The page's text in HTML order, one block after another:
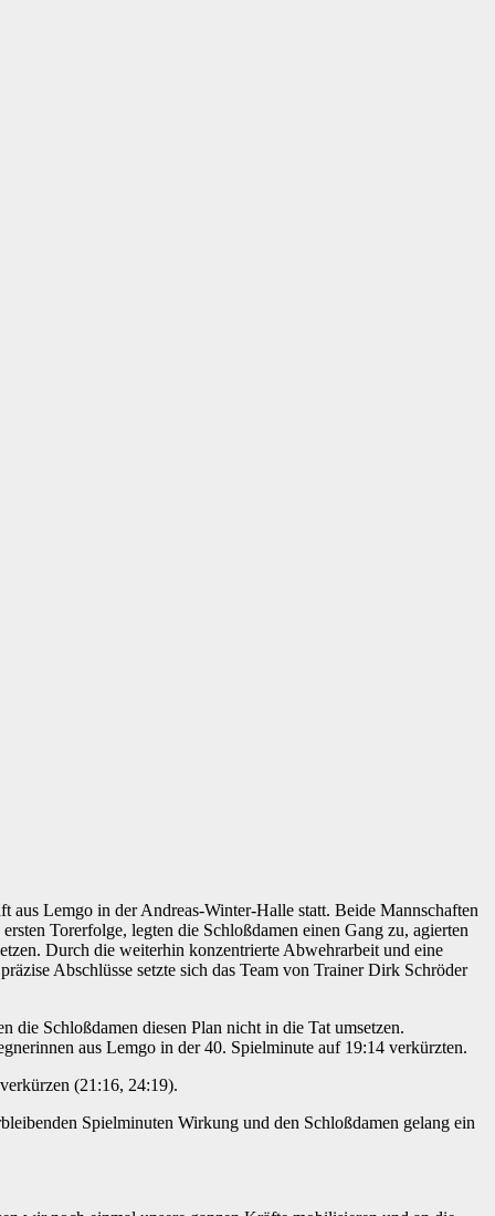
aus Lemgo in der Andreas-Winter-Halle statt. Beide Mannschaften
Torerfolge, legten die Schloßdamen einen Gang zu, agierten
Durch die weiterhin konzentrierte Abwehrarbeit und eine
Abschlüsse setzte sich das Team von Trainer Dirk Schröder
Schloßdamen diesen Plan nicht in die Tat umsetzen.
aus Lemgo in der 40. Spielminute auf 19:14 verkürzten.
(21:16, 24:19).
Spielminuten Wirkung und den Schloßdamen gelang ein